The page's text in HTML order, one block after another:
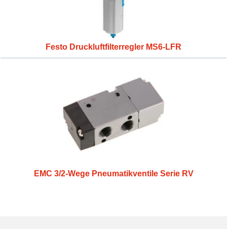
Festo Druckluftfilterregler MS6-LFR
EMC 3/2-Wege Pneumatikventile Serie RV